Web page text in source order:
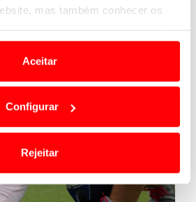
mas também conhecer os
promover produtos e/ou serviços.
destas tecnologias
as suas preferências e limitando
durante a navegação no
e anúncios, para lhe proporcionar
Aceitar
Configurar
Rejeitar
na Final entra na reta